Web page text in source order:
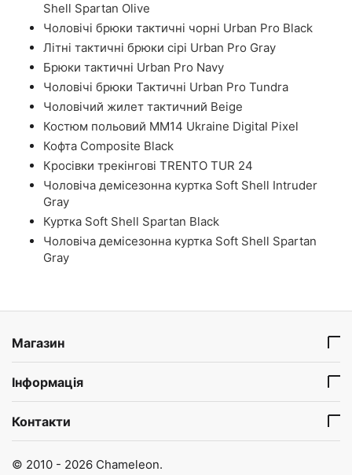
Shell Spartan Olive
Чоловічі брюки тактичні чорні Urban Pro Black
Літні тактичні брюки сірі Urban Pro Gray
Брюки тактичні Urban Pro Navy
Чоловічі брюки Тактичні Urban Pro Tundra
Чоловічий жилет тактичний Beige
Костюм польовий ММ14 Ukraine Digital Pixel
Кофта Composite Black
Кросівки трекінгові TRENTO TUR 24
Чоловіча демісезонна куртка Soft Shell Intruder
Gray
Куртка Soft Shell Spartan Black
Чоловіча демісезонна куртка Soft Shell Spartan
Gray
Магазин
Інформація
Контакти
© 2010 - 2026 Chameleon.